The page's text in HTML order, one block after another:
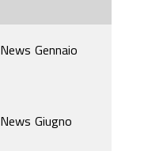
Gennaio
Giugno